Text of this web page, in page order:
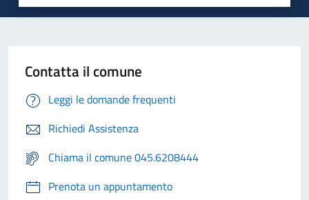
Contatta il comune
Leggi le domande frequenti
Richiedi Assistenza
Chiama il comune 045.6208444
Prenota un appuntamento